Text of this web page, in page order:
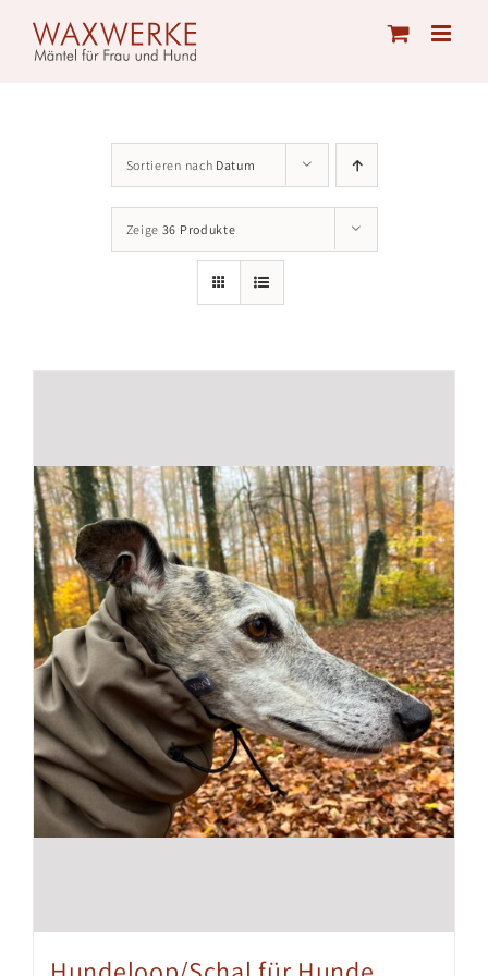
content
Sortieren nach Datum
Zeige 36 Produkte